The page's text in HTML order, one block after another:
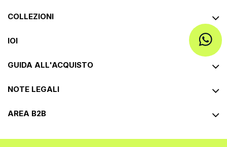
COLLEZIONI
IOI
GUIDA ALL'ACQUISTO
NOTE LEGALI
AREA B2B